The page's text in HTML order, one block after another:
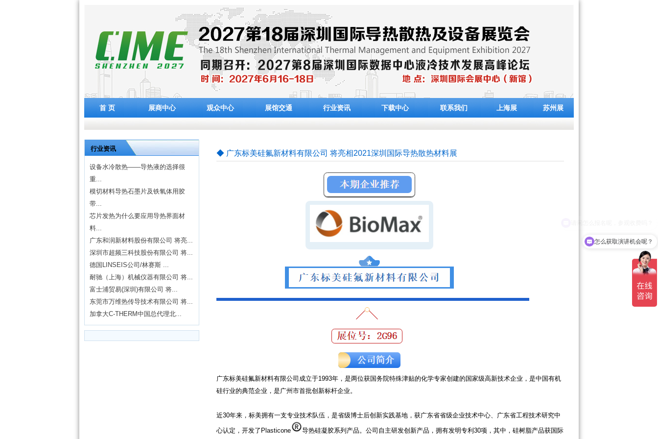
首 页 展商中心 观众中心 展馆交通 行业资讯 下载中心 联系我们 上海展 苏州展
行业资讯
设备水冷散热——导热液的选择很
重...
模切材料导热石墨片及铁氧体用胶
带...
芯片发热为什么要应用导热界面材
料...
广东和润新材料股份有限公司 将亮...
深圳市超频三科技股份有限公司 将...
德国LINSEIS公司/林赛斯 ...
耐驰（上海）机械仪器有限公司 将...
富士浦贸易(深圳)有限公司 将...
东莞市万维热传导技术有限公司 将...
加拿大C-THERM中国总代理北...
◆ 广东标美硅氟新材料有限公司 将亮相2021深圳国际导热散热材料展
广东标美硅氟新材料有限公司成立于1993年，是两位获国务院特殊津贴的化学专家创建的国家级高新技术企业，是中国有机
硅行业的典范企业，是广州市首批创新标杆企业。
近30年来，标美拥有一支专业技术队伍，是省级博士后创新实践基地，获广东省省级企业技术中心、广东省工程技术研究中
心认定，开发了Plasticone
导热硅凝胶系列产品。公司自主研发创新产品，拥有发明专利30项，其中，硅树脂产品获国际
怎么获取演讲机会呢？